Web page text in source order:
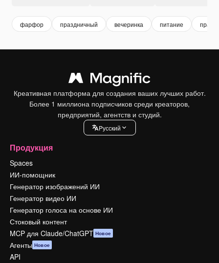
фарфор праздничный вечеринка питание
Креативная платформа для создания ваших лучших работ.
Более 1 миллиона подписчиков среди креаторов,
предприятий, агентств и студий.
Pусский
Продукция
Spaces
ИИ-помощник
Генератор изображений ИИ
Генератор видео ИИ
Генератор голоса на основе ИИ
Стоковый контент
MCP для Claude/ChatGPT Новое
Агенты Новое
API